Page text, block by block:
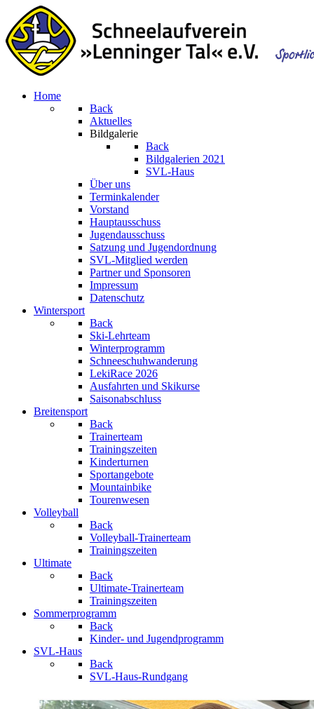
Home
Back
Aktuelles
Bildgalerie
Back
Bildgalerien 2021
SVL-Haus
Über uns
Terminkalender
Vorstand
Hauptausschuss
Jugendausschuss
Satzung und Jugendordnung
SVL-Mitglied werden
Partner und Sponsoren
Impressum
Datenschutz
Wintersport
Back
Ski-Lehrteam
Winterprogramm
Schneeschuhwanderung
LekiRace 2026
Ausfahrten und Skikurse
Saisonabschluss
Breitensport
Back
Trainerteam
Trainingszeiten
Kinderturnen
Sportangebote
Mountainbike
Tourenwesen
Volleyball
Back
Volleyball-Trainerteam
Trainingszeiten
Ultimate
Back
Ultimate-Trainerteam
Trainingszeiten
Sommerprogramm
Back
Kinder- und Jugendprogramm
SVL-Haus
Back
SVL-Haus-Rundgang